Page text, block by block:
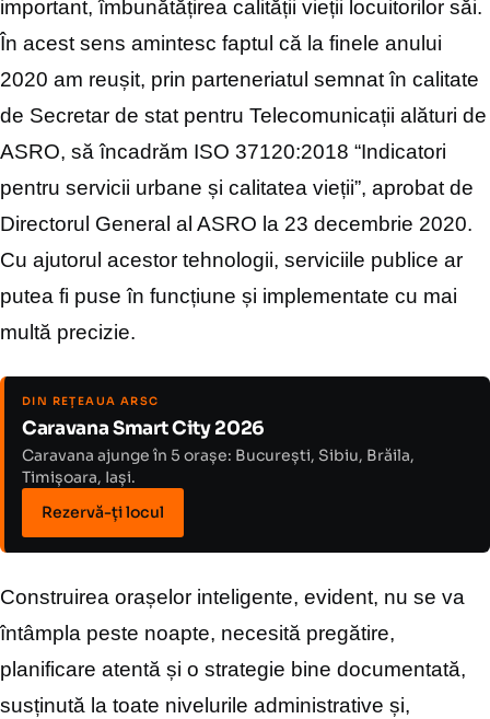
important, îmbunătățirea calității vieții locuitorilor săi.
În acest sens amintesc faptul că la finele anului
2020 am reușit, prin parteneriatul semnat în calitate
de Secretar de stat pentru Telecomunicații alături de
ASRO, să încadrăm ISO 37120:2018 “Indicatori
pentru servicii urbane și calitatea vieții”, aprobat de
Directorul General al ASRO la 23 decembrie 2020.
Cu ajutorul acestor tehnologii, serviciile publice ar
putea fi puse în funcțiune și implementate cu mai
multă precizie.
DIN REȚEAUA ARSC
Caravana Smart City 2026
Caravana ajunge în 5 orașe: București, Sibiu, Brăila,
Timișoara, Iași.
Rezervă-ți locul
Construirea orașelor inteligente, evident, nu se va
întâmpla peste noapte, necesită pregătire,
planificare atentă și o strategie bine documentată,
susținută la toate nivelurile administrative și,